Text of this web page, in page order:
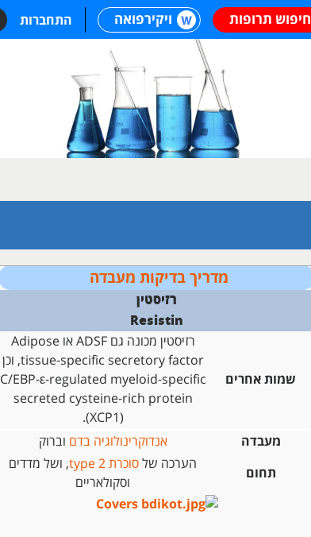
חיפוש תרופות ויקירפואה התחברות
מדריך בדיקות מעבדה
רזיסטין
Resistin
שמות אחרים
רזיסטין מכונה גם ADSF או Adipose
tissue-specific secretory factor, וכן
C/EBP-ε-regulated myeloid-specific
secreted cysteine-rich protein
(XCP1).
מעבדה
אנדוקרינולוגיה בדם וברוק
תחום
הערכה של סוכרת type 2
, ושל מדדים
וסקולאריים